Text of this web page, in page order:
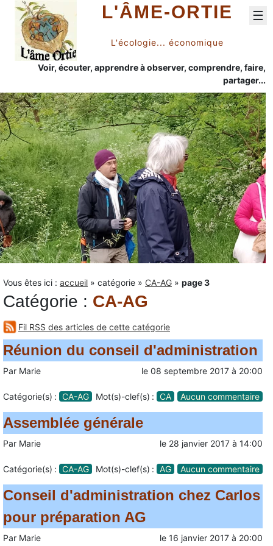
L'ÂME-ORTIE
L'écologie... économique
Voir, écouter, apprendre à observer, comprendre, faire,
partager...
☰
Vous êtes ici : accueil » catégorie » CA-AG » page 3
Catégorie : CA-AG
Fil RSS des articles de cette catégorie
Réunion du conseil d'administration
Par Marie le 08 septembre 2017 à 20:00
Catégorie(s) : CA-AG Mot(s)-clef(s) : CA Aucun commentaire
Assemblée générale
Par Marie le 28 janvier 2017 à 14:00
Catégorie(s) : CA-AG Mot(s)-clef(s) : AG Aucun commentaire
Conseil d'administration chez Carlos
pour préparation AG
Par Marie le 16 janvier 2017 à 20:00